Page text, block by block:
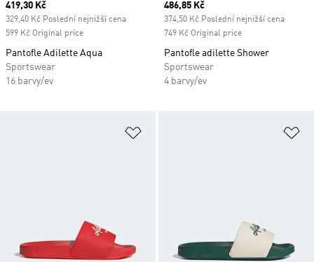
Current price
419,30 Kč
329,40 Kč Poslední nejnižší cena
599 Kč Original price
Pantofle Adilette Aqua
Sportswear
16 barvy/ev
Current price
486,85 Kč
374,50 Kč Poslední nejnižší cena
749 Kč Original price
Pantofle adilette Shower
Sportswear
4 barvy/ev